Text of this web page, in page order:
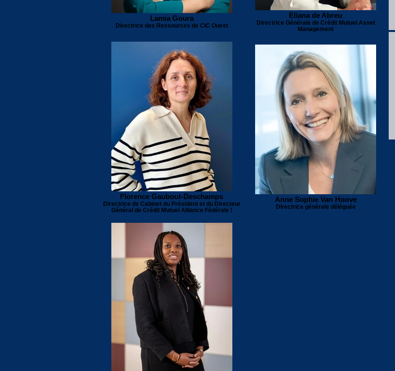
Lamia Goura
Directrice des Ressources de CIC Ouest
Eliana de Abreu
Directrice Générale de Crédit Mutuel Asset
Management
Florence Gaubout-Deschamps
Directrice de Cabinet du Président et du Directeur
Général de Crédit Mutuel Alliance Fédérale !
Anne Sophie Van Hoove
Directrice générale déléguée